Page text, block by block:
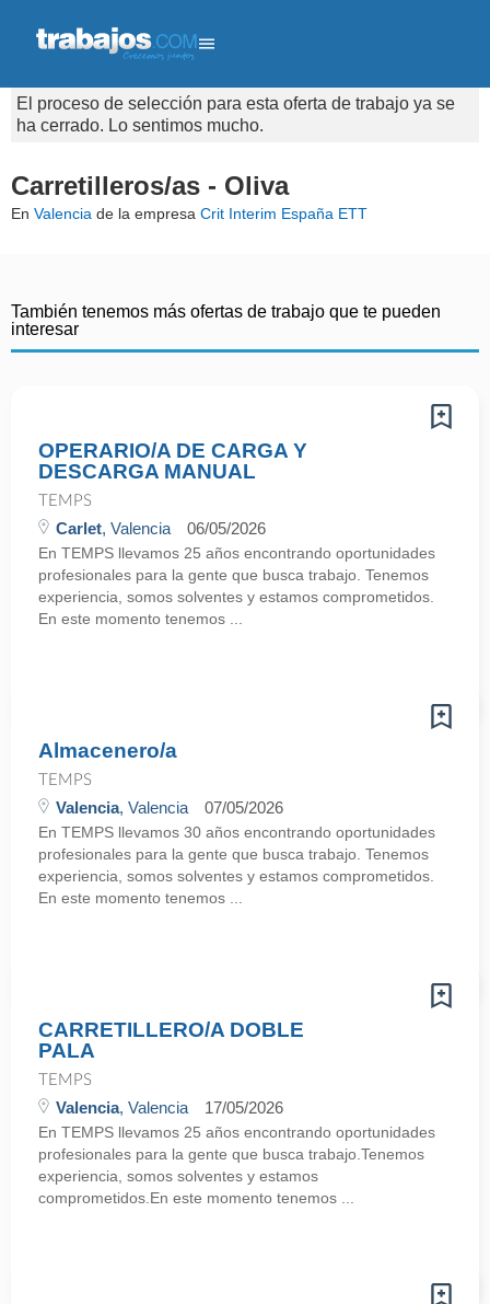
El proceso de selección para esta oferta de trabajo ya se
ha cerrado. Lo sentimos mucho.
Carretilleros/as - Oliva
En Valencia de la empresa Crit Interim España ETT
También tenemos más ofertas de trabajo que te pueden
interesar
OPERARIO/A DE CARGA Y
DESCARGA MANUAL
TEMPS
Carlet, Valencia 06/05/2026
En TEMPS llevamos 25 años encontrando oportunidades
profesionales para la gente que busca trabajo. Tenemos
experiencia, somos solventes y estamos comprometidos.
En este momento tenemos ...
Almacenero/a
TEMPS
Valencia, Valencia 07/05/2026
En TEMPS llevamos 30 años encontrando oportunidades
profesionales para la gente que busca trabajo. Tenemos
experiencia, somos solventes y estamos comprometidos.
En este momento tenemos ...
CARRETILLERO/A DOBLE
PALA
TEMPS
Valencia, Valencia 17/05/2026
En TEMPS llevamos 25 años encontrando oportunidades
profesionales para la gente que busca trabajo.Tenemos
experiencia, somos solventes y estamos
comprometidos.En este momento tenemos ...